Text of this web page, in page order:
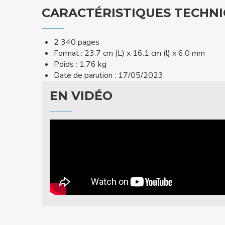
CARACTÉRISTIQUES
2 340 pages
Format : 23.7 cm (L) x 16.1 cm (l) x 6.0 mm
Poids : 1,76 kg
Date de parution : 17/05/2023
EN VIDÉO